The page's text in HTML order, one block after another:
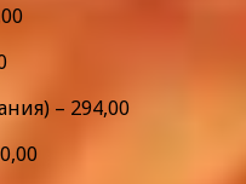
– 294,00